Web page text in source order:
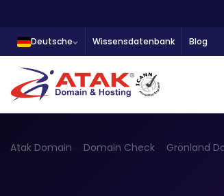
Deutsche Wissensdatenbank Blog
Atak Domain Domain Check Grönland